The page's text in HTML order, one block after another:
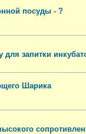
посуды - ?
для запитки
Шарика